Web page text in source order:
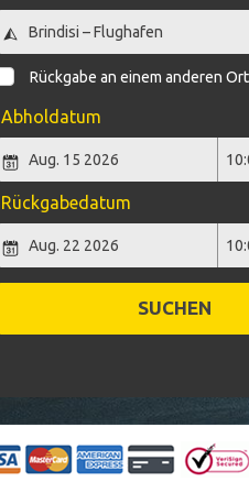
Rückgabe an einem anderen Ort
Abholdatum
Rückgabedatum
SUCHEN